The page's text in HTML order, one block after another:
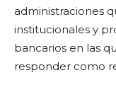
administraciones
institucionales y
bancarios en las
responder como